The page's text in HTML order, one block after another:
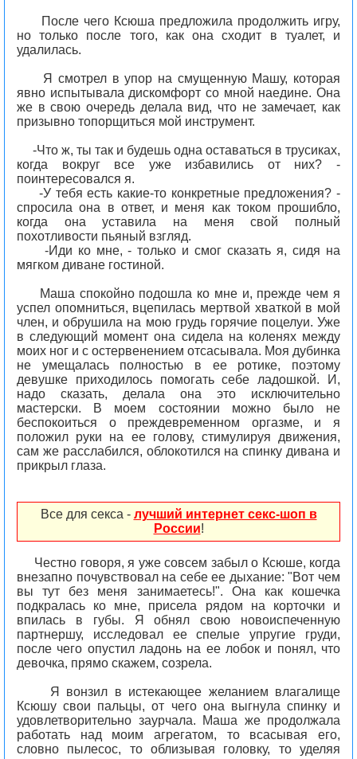
После чего Ксюша предложила продолжить игру,
но только после того, как она сходит в туалет, и
удалилась.
Я смотрел в упор на смущенную Машу, которая
явно испытывала дискомфорт со мной наедине. Она
же в свою очередь делала вид, что не замечает, как
призывно топорщиться мой инструмент.
-Что ж, ты так и будешь одна оставаться в трусиках,
когда вокруг все уже избавились от них? -
поинтересовался я.
-У тебя есть какие-то конкретные предложения? -
спросила она в ответ, и меня как током прошибло,
когда она уставила на меня свой полный
похотливости пьяный взгляд.
-Иди ко мне, - только и смог сказать я, сидя на
мягком диване гостиной.
Маша спокойно подошла ко мне и, прежде чем я
успел опомниться, вцепилась мертвой хваткой в мой
член, и обрушила на мою грудь горячие поцелуи. Уже
в следующий момент она сидела на коленях между
моих ног и с остервенением отсасывала. Моя дубинка
не умещалась полностью в ее ротике, поэтому
девушке приходилось помогать себе ладошкой. И,
надо сказать, делала она это исключительно
мастерски. В моем состоянии можно было не
беспокоиться о преждевременном оргазме, и я
положил руки на ее голову, стимулируя движения,
сам же расслабился, облокотился на спинку дивана и
прикрыл глаза.
Все для секса - лучший интернет секс-шоп в
России!
Честно говоря, я уже совсем забыл о Ксюше, когда
внезапно почувствовал на себе ее дыхание: "Вот чем
вы тут без меня занимаетесь!". Она как кошечка
подкралась ко мне, присела рядом на корточки и
впилась в губы. Я обнял свою новоиспеченную
партнершу, исследовал ее спелые упругие груди,
после чего опустил ладонь на ее лобок и понял, что
девочка, прямо скажем, созрела.
Я вонзил в истекающее желанием влагалище
Ксюшу свои пальцы, от чего она выгнула спинку и
удовлетворительно заурчала. Маша же продолжала
работать над моим агрегатом, то всасывая его,
словно пылесос, то облизывая головку, то уделяя